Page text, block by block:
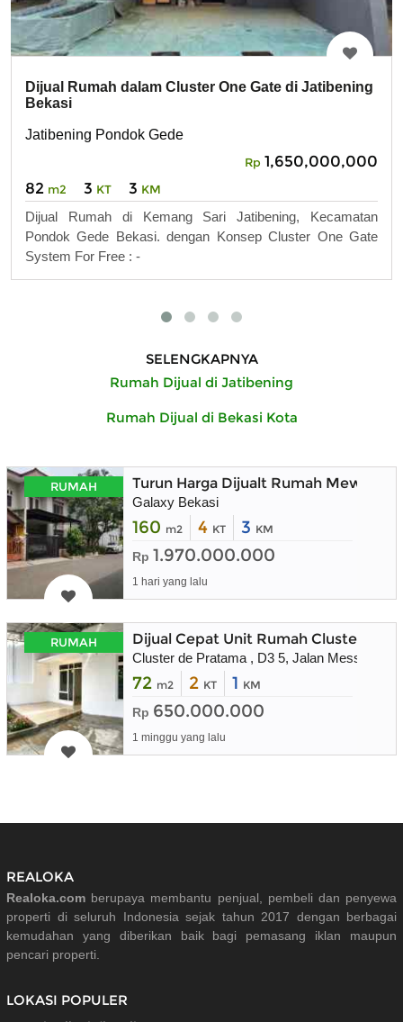
Dijual Rumah dalam Cluster One Gate di Jatibening
Bekasi
Jatibening Pondok Gede
Rp 1,650,000,000
82 m2 3 KT 3 KM
Dijual Rumah di Kemang Sari Jatibening, Kecamatan
Pondok Gede Bekasi. dengan Konsep Cluster One Gate
System For Free : -
SELENGKAPNYA
Rumah Dijual di Jatibening
Rumah Dijual di Bekasi Kota
RUMAH Turun Harga Dijualt Rumah Mewah
Galaxy Bekasi
160 m2 4 KT 3 KM
Rp 1.970.000.000
1 hari yang lalu
RUMAH Dijual Cepat Unit Rumah Cluster De
Cluster de Pratama , D3 5, Jalan Mess AL
72 m2 2 KT 1 KM
Rp 650.000.000
1 minggu yang lalu
REALOKA
Realoka.com berupaya membantu penjual, pembeli dan penyewa
properti di seluruh Indonesia sejak tahun 2017 dengan berbagai
kemudahan yang diberikan baik bagi pemasang iklan maupun
pencari properti.
LOKASI POPULER